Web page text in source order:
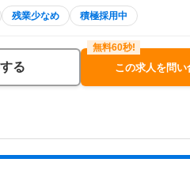
残業少なめ 積極採用中
る この求人を問い